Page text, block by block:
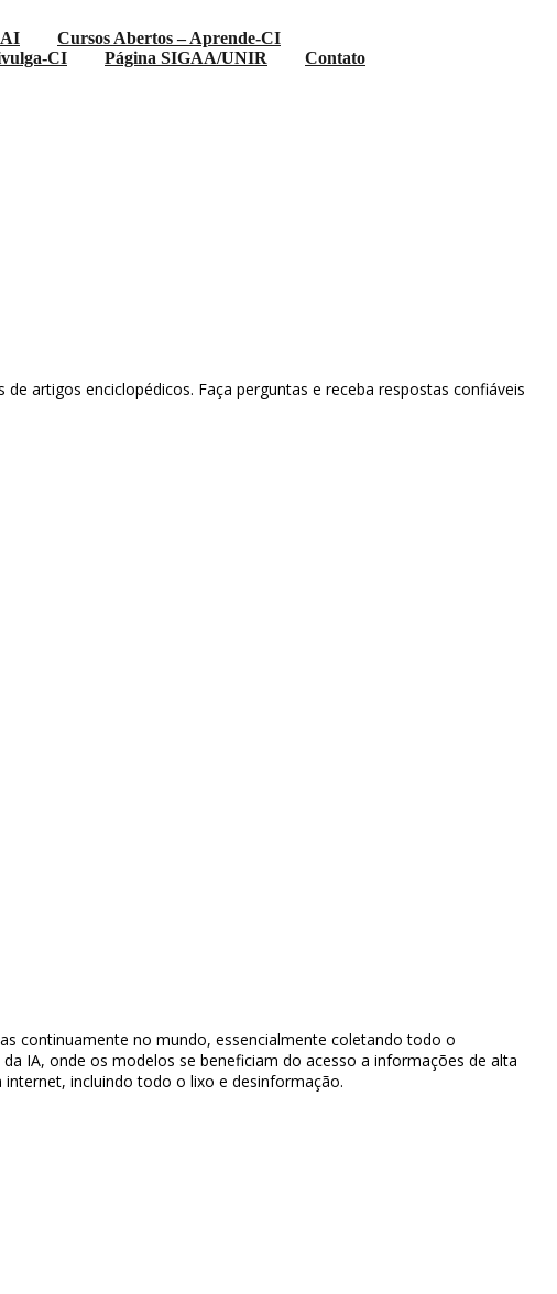
AI
Cursos Abertos – Aprende-CI
CI
Página SIGAA/UNIR Contato
artigos enciclopédicos. Faça perguntas e receba respostas confiáveis
continuamente no mundo, essencialmente coletando todo o
IA, onde os modelos se beneficiam do acesso a informações de alta
incluindo todo o lixo e desinformação.